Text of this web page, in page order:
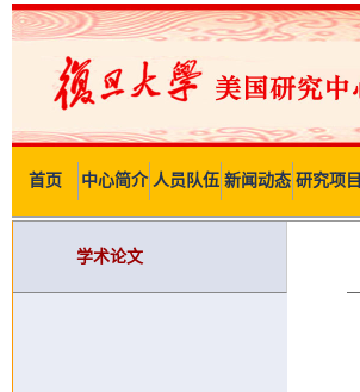
首页 中心简介 人员队伍 新闻动态 研究项目
学术论文